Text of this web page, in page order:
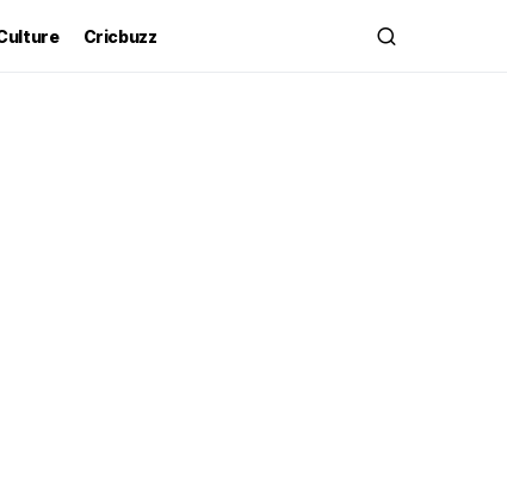
Cricbuzz